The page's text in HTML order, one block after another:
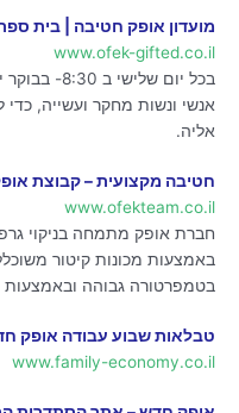
מועדון אופק חטיבה | בית ספר
www.ofek-gifted.co.il
בכל יום
אנשי ונשות מחקר ועשייה,
אליה.
חטיבה מקצועית – קבוצת
www.ofekteam.co.il
חברת אופק מתמחה בניקוי
באמצעות מכונות קיטור
בטמפרטורה גבוהה ובאמצעות
טבלאות שבוע עבודה אופק
www.family-economy.co.il